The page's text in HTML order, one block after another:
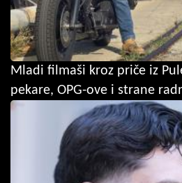
Mladi filmaši kroz priče iz
pekare, OPG-ove i strane